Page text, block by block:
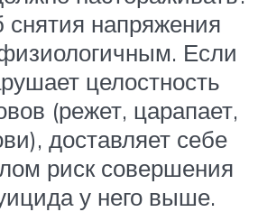
снятия напряжения
Если
целостность
(режет, царапает,
доставляет себе
риск совершения
у него выше.